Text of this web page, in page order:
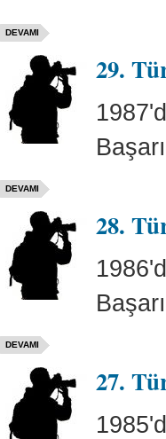
DEVAMI
29.
DEVAMI
28.
DEVAMI
27.